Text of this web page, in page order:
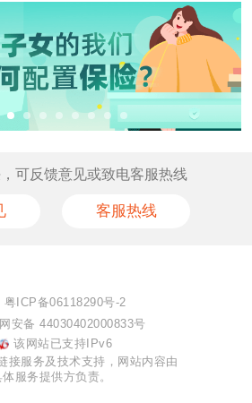
可反馈意见或致电客服热线
客服热线
粤ICP备06118290号-2
安备 44030402000833号
该网站已支持IPv6
接服务及技术支持，网站内容由
体服务提供方负责。